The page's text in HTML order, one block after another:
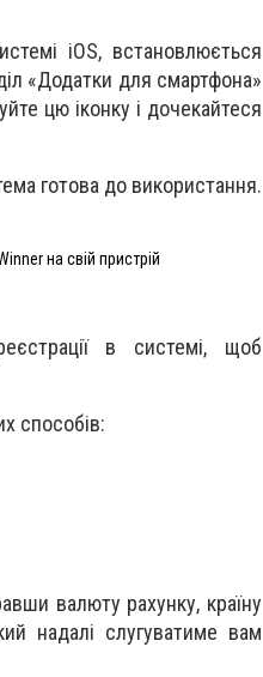
iOS, встановлюється
«Додатки для смартфона»
цю іконку і дочекайтеся
готова до використання.
на свій пристрій
в системі, щоб
способів:
валюту рахунку, країну
надалі слугуватиме вам